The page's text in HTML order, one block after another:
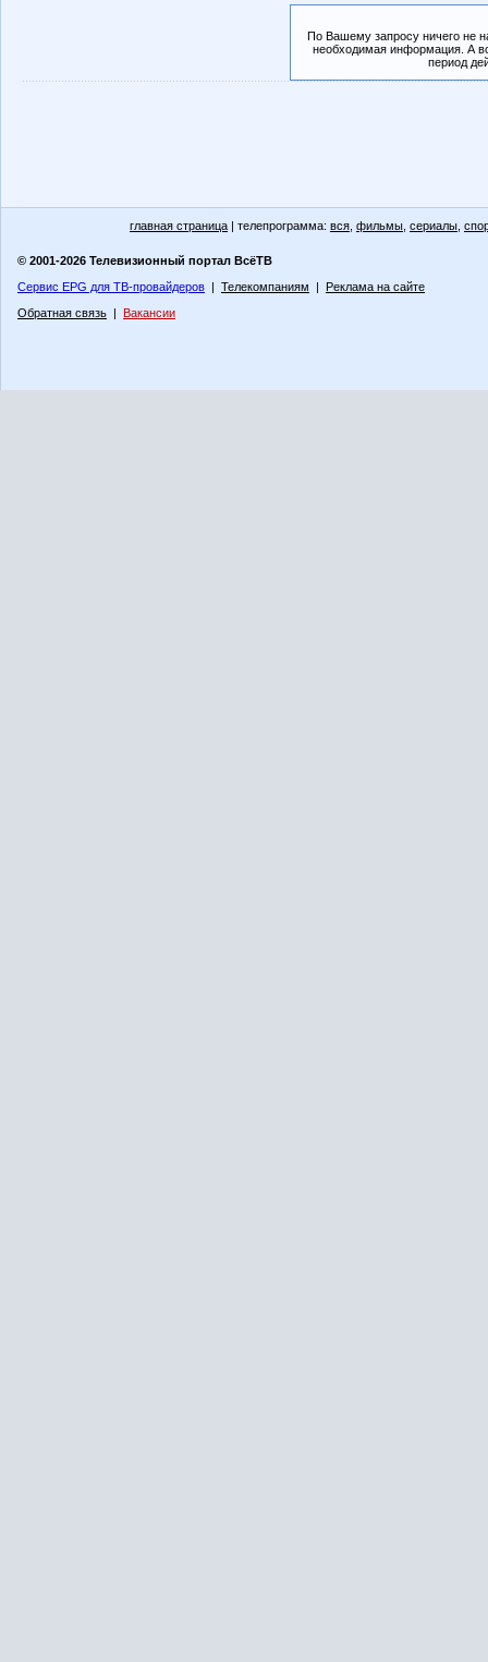
По Вашему запросу ничего не
необходимая информация. А
период
главная страница | телепрограмма: вся фильмы сериалы
© 2001-2026 Телевизионный портал ВсёТВ
Сервис EPG для ТВ-провайдеров | Телекомпаниям | Реклама на сайте
Обратная связь | Вакансии